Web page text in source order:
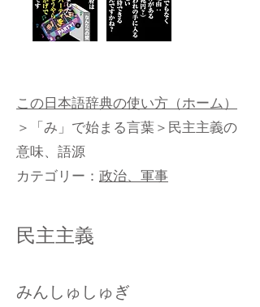
この日本語辞典の使い方（ホーム）
＞ 「み」で始まる言葉＞民主主義の
意味、語源
カテゴリー： 政治、軍事
民主主義
みんしゅしゅぎ